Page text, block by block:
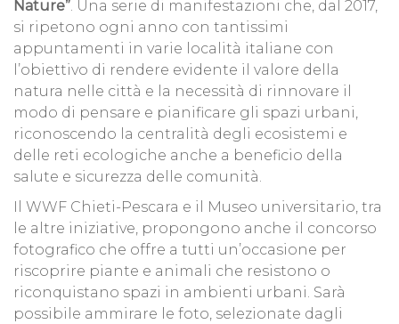
Nature”. Una serie di manifestazioni che, dal 2017,
si ripetono ogni anno con tantissimi
appuntamenti in varie località italiane con
l’obiettivo di rendere evidente il valore della
natura nelle città e la necessità di rinnovare il
modo di pensare e pianificare gli spazi urbani,
riconoscendo la centralità degli ecosistemi e
delle reti ecologiche anche a beneficio della
salute e sicurezza delle comunità.
Il WWF Chieti-Pescara e il Museo universitario, tra
le altre iniziative, propongono anche il concorso
fotografico che offre a tutti un’occasione per
riscoprire piante e animali che resistono o
riconquistano spazi in ambienti urbani. Sarà
possibile ammirare le foto, selezionate dagli